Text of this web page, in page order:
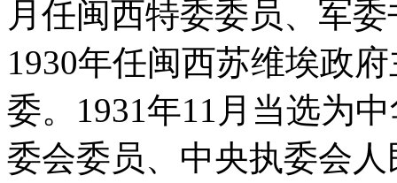
月任闽西特委委员、军
1930年任闽西苏维埃政
委。1931年11月当选为
委会委员、中央执委会